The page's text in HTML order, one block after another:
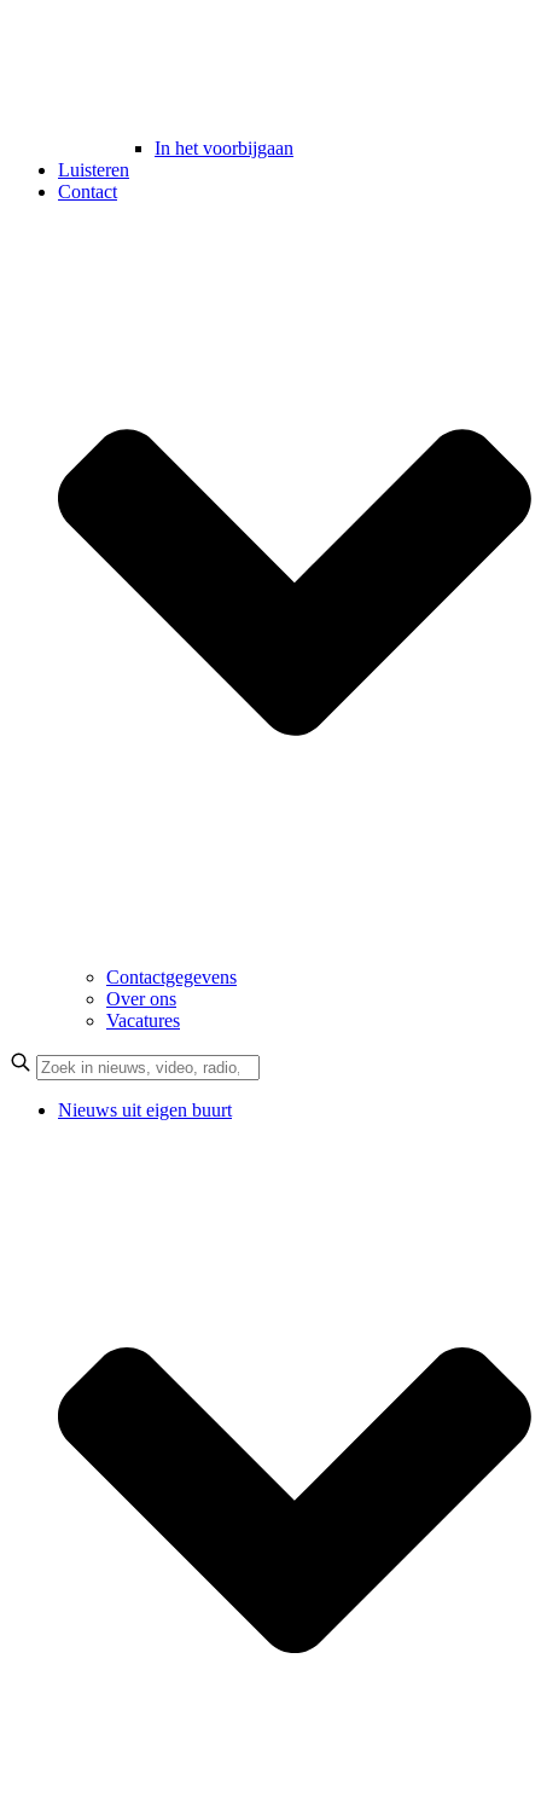
In het voorbijgaan
Luisteren
Contact
Contactgegevens
Over ons
Vacatures
Nieuws uit eigen buurt